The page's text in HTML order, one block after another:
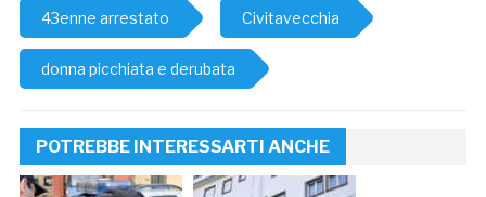
43enne arrestato Civitavecchia
donna picchiata e derubata
POTREBBE INTERESSARTI ANCHE